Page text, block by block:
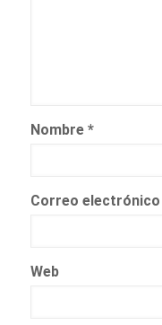
Nombre *
Correo electrónico
Web